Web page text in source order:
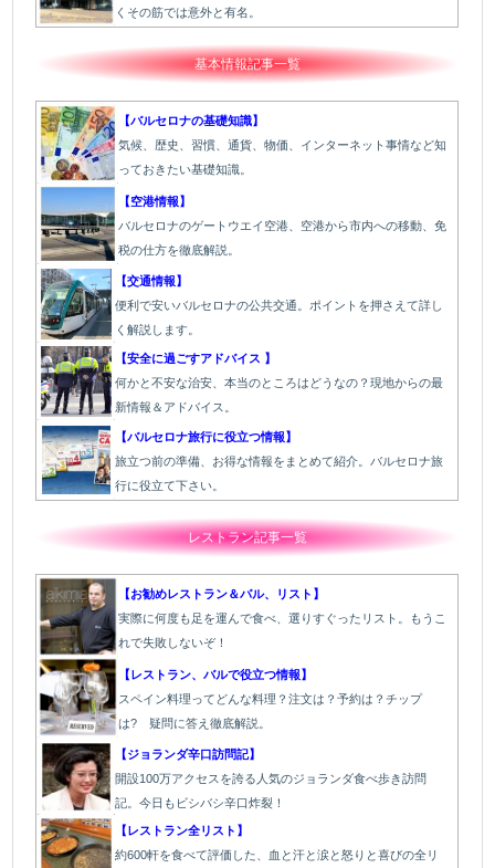
くその筋では意外と有名。
基本情報記事一覧
【バルセロナの基礎知識】
気候、歴史、習慣、通貨、物価、インターネット事情など知
っておきたい基礎知識。
【空港情報】
バルセロナのゲートウエイ空港、空港から市内への移動、免
税の仕方を徹底解説。
【交通情報】
便利で安いバルセロナの公共交通。ポイントを押さえて詳し
く解説します。
【安全に過ごすアドバイス 】
何かと不安な治安、本当のところはどうなの？現地からの最
新情報＆アドバイス。
【バルセロナ旅行に役立つ情報】
旅立つ前の準備、お得な情報をまとめて紹介。バルセロナ旅
行に役立て下さい。
レストラン記事一覧
【お勧めレストラン＆バル、リスト】
実際に何度も足を運んで食べ、選りすぐったリスト。もうこ
れで失敗しないぞ！
【レストラン、バルで役立つ情報】
スペイン料理ってどんな料理？注文は？予約は？チップ
は? 疑問に答え徹底解説。
【ジョランダ辛口訪問記】
開設100万アクセスを誇る人気のジョランダ食べ歩き訪問
記。今日もビシバシ辛口炸裂！
【レストラン全リスト】
約600軒を食べて評価した、血と汗と涙と怒りと喜びの全リ